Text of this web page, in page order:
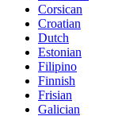
Corsican
Croatian
Dutch
Estonian
Filipino
Finnish
Frisian
Galician